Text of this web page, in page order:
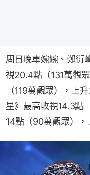
周日晚車婉婉、鄭衍
視20.4點（131萬觀
（119萬觀眾），上
星》最高收視14.3點
14點（90萬觀眾），